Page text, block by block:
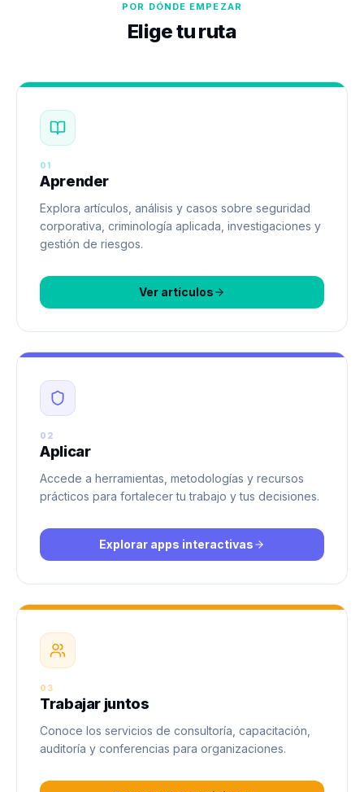
POR DÓNDE EMPEZAR
Elige tu ruta
01
Aprender
Explora artículos, análisis y casos sobre seguridad
corporativa, criminología aplicada, investigaciones y
gestión de riesgos.
Ver artículos
02
Aplicar
Accede a herramientas, metodologías y recursos
prácticos para fortalecer tu trabajo y tus decisiones.
Explorar apps interactivas
03
Trabajar juntos
Conoce los servicios de consultoría, capacitación,
auditoría y conferencias para organizaciones.